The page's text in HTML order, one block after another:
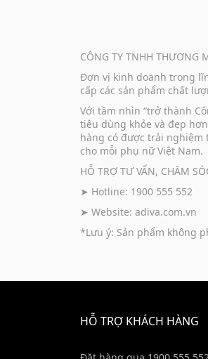
CÔNG TY TNHH THƯƠNG
Đơn vị kinh doanh trong
cấp các sản phẩm chất
Với tầm nhìn “trở thành
tiêu dùng khỏe và đẹp
hàng có được trải nghiệm
cho mỗi phụ nữ Việt Nam.
HỖ TRỢ TƯ VẤN, CHĂM
➤ Hotline: 1900 555 552
➤ Website: adiva.com.vn
*Lưu ý: Sản phẩm không
HỖ TRỢ KHÁCH HÀNG